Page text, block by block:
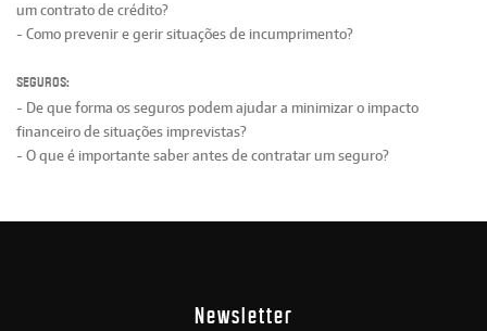
um contrato de crédito?
- Como prevenir e gerir situações de incumprimento?
Seguros:
- De que forma os seguros podem ajudar a minimizar o impacto
financeiro de situações imprevistas?
- O que é importante saber antes de contratar um seguro?
Newsletter